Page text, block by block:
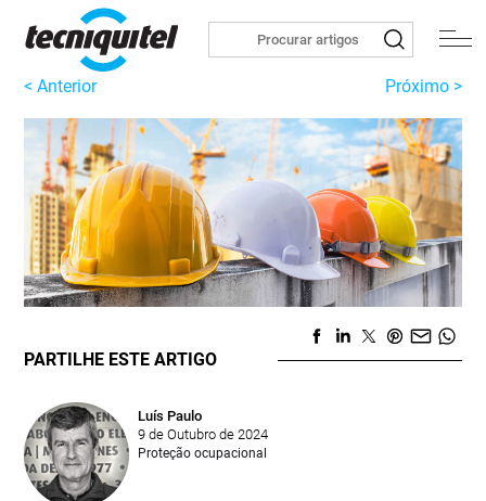
< Anterior Próximo >
PARTILHE ESTE ARTIGO
Luís Paulo
9 de Outubro de 2024
Proteção ocupacional